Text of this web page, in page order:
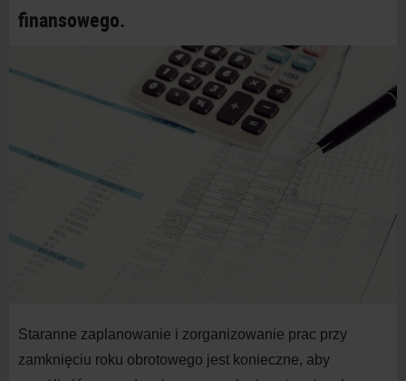
finansowego.
Staranne zaplanowanie i zorganizowanie prac przy
zamknięciu roku obrotowego jest konieczne, aby